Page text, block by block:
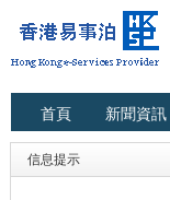
首頁 新聞資訊
信息提示